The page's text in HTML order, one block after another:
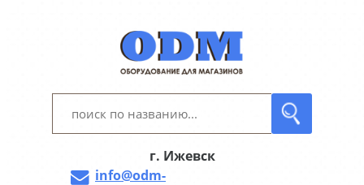
г. Ижевск
info@odm-